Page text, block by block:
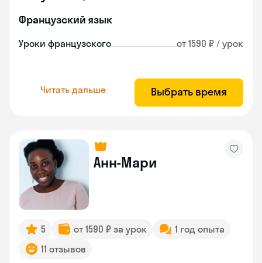
Французский язык
Уроки французского от 1590 ₽ / урок
Читать дальше Выбрать время
Анн-Мари
5 от 1590 ₽ за урок
1 год опыта
11 отзывов